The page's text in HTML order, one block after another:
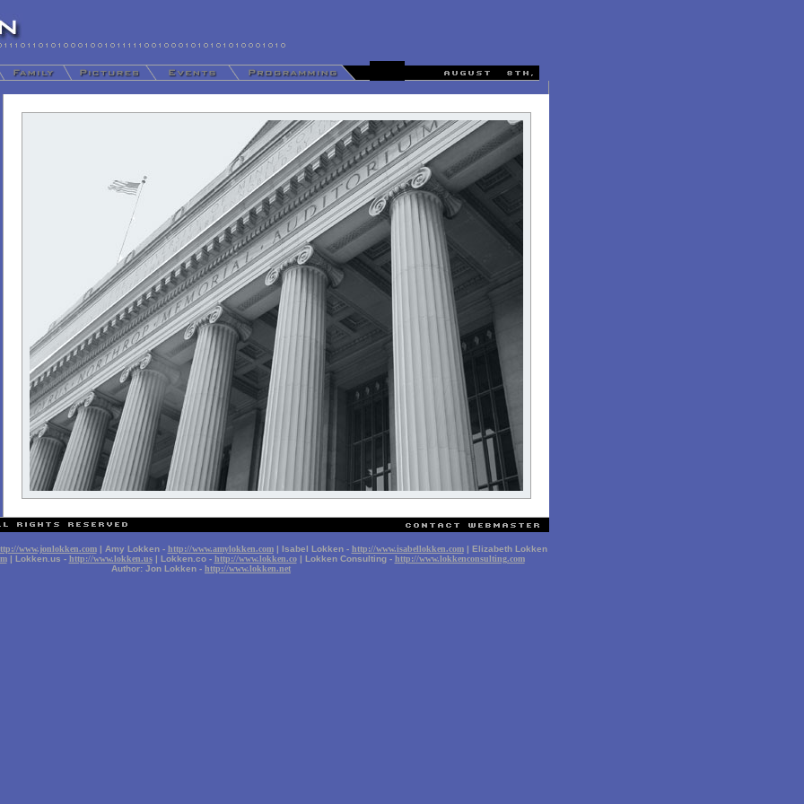
www.jonlokken.com| Amy Lokken - http://www.amylokken.com| Isabel Lokken - http://www.isabellokken.com| Elizabeth Lokken
| Lokken.us - http://www.lokken.us| Lokken.co - http://www.lokken.co| Lokken Consulting - http://www.lokkenconsulting.com
Author: Jon Lokken - http://www.lokken.net